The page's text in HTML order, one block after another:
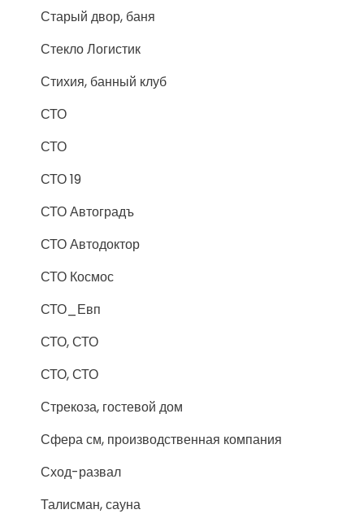
Старый двор, баня
Стекло Логистик
Стихия, банный клуб
СТО
СТО
СТО 19
СТО Автоградъ
СТО Автодоктор
СТО Космос
СТО_Евп
СТО, СТО
СТО, СТО
Стрекоза, гостевой дом
Сфера см, производственная компания
Сход-развал
Талисман, сауна